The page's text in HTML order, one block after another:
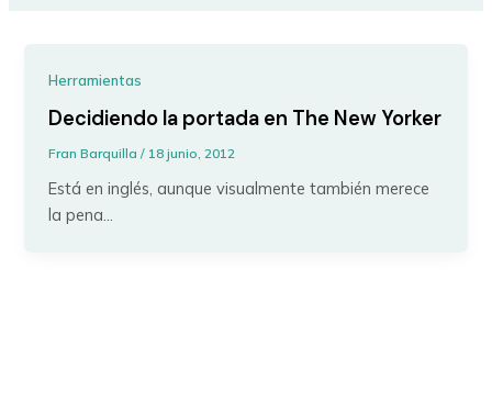
Herramientas
Decidiendo la portada en The New Yorker
Fran Barquilla/ 18 junio, 2012
Está en inglés, aunque visualmente también merece
la pena…